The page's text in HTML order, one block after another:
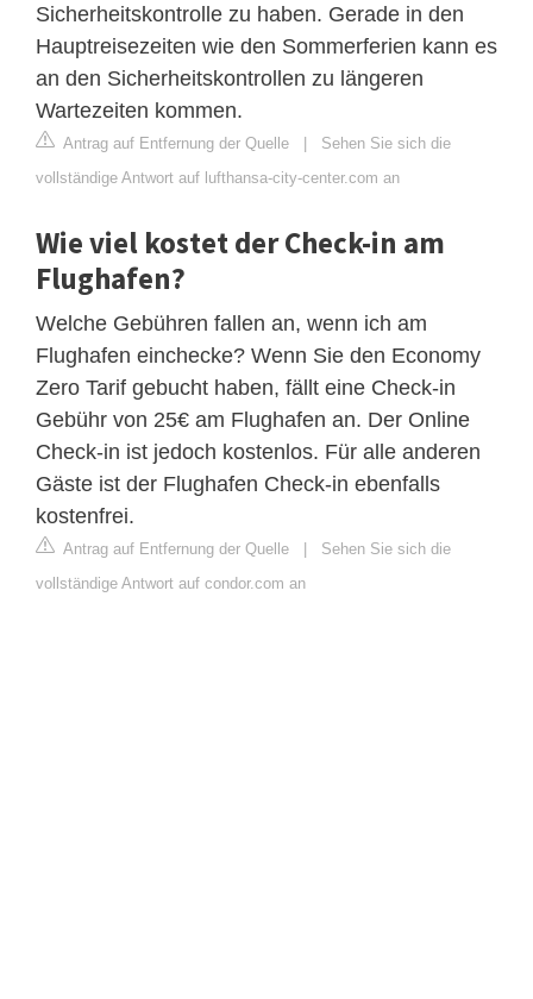
Sicherheitskontrolle zu haben. Gerade in den
Hauptreisezeiten wie den Sommerferien kann es
an den Sicherheitskontrollen zu längeren
Wartezeiten kommen.
Antrag auf Entfernung der Quelle | Sehen Sie sich die
vollständige Antwort auf lufthansa-city-center.com an
Wie viel kostet der Check-in am
Flughafen?
Welche Gebühren fallen an, wenn ich am
Flughafen einchecke? Wenn Sie den Economy
Zero Tarif gebucht haben, fällt eine Check-in
Gebühr von 25€ am Flughafen an. Der Online
Check-in ist jedoch kostenlos. Für alle anderen
Gäste ist der Flughafen Check-in ebenfalls
kostenfrei.
Antrag auf Entfernung der Quelle | Sehen Sie sich die
vollständige Antwort auf condor.com an